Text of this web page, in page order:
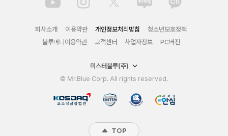
회사소개 이용약관 개인정보처리방침
청소년보호정책
블루머니이용약관
고객센터 사업자정보 PC버전
미스터블루(주)
© Mr.Blue Corp. All rights reserved.
TOP